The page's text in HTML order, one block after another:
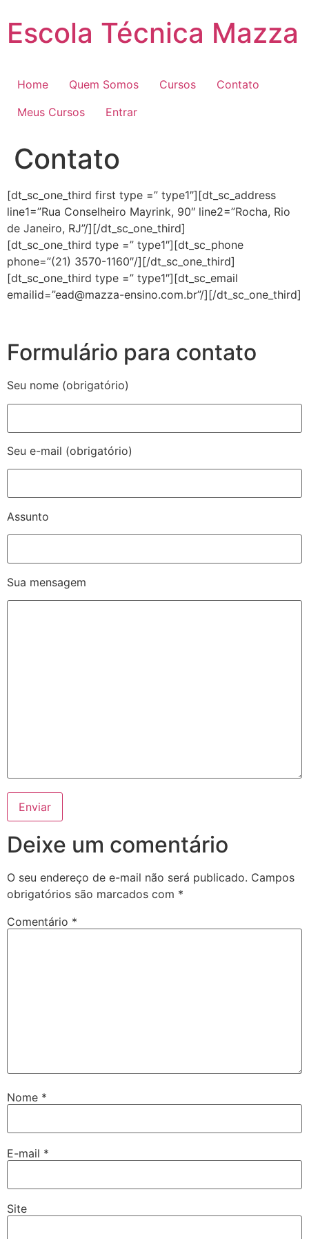
para
Escola Técnica Mazza
Home Quem Somos Cursos
Contato
Meus Cursos
Entrar
Contato
[dt_sc_one_third first type =” type1″][dt_sc_address
line1=”Rua Conselheiro Mayrink, 90″ line2=”Rocha, Rio
de Janeiro, RJ”/][/dt_sc_one_third]
[dt_sc_one_third type =” type1″][dt_sc_phone
phone=”(21) 3570-1160″/][/dt_sc_one_third]
[dt_sc_one_third type =” type1″][dt_sc_email
emailid=”ead@mazza-ensino.com.br”/][/dt_sc_one_third]
Formulário para contato
Seu nome (obrigatório)
Seu e-mail (obrigatório)
Assunto
Sua mensagem
Deixe um comentário
O seu endereço de e-mail não será publicado. Campos
obrigatórios são marcados com *
Comentário *
Nome *
E-mail *
Site